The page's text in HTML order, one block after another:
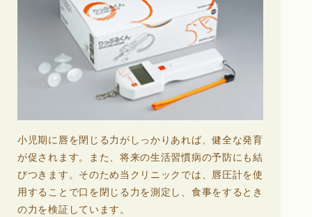
小児期に唇を閉じる力がしっかりあれば、健全な発育
が促されます。また、将来の生活習慣病の予防にも結
びつきます。そのため当クリニックでは、唇圧計を使
用することで口を閉じる力を測定し、食事をするとき
の力を検証しています。